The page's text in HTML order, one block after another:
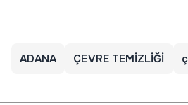
ADANA ÇEVRE TEMİZLİĞİ